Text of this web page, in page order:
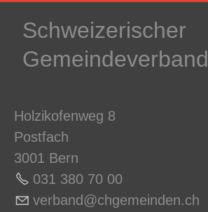
Schweizerischer
Gemeindeverband
Holzikofenweg 8
Postfach
3001 Bern
031 380 70 00
v rb nd chg m nd n ch